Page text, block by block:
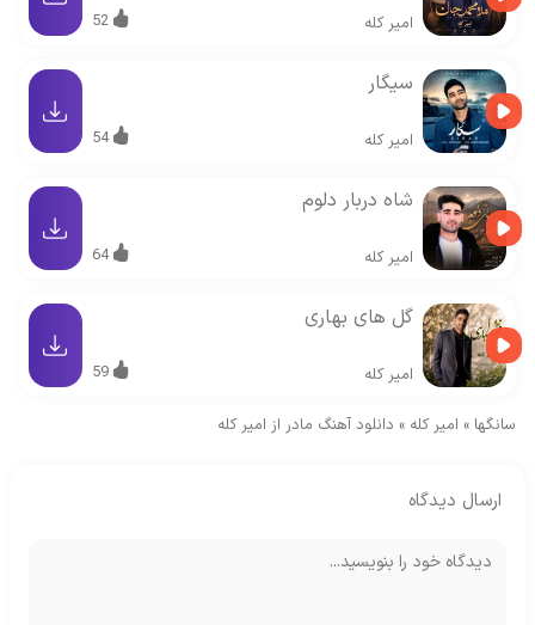
امیر کله 52
سیگار
امیر کله 54
شاه دربار دلوم
امیر کله 64
گل های بهاری
امیر کله 59
سانگها » امیر کله » دانلود آهنگ مادر از امیر کله
ارسال دیدگاه